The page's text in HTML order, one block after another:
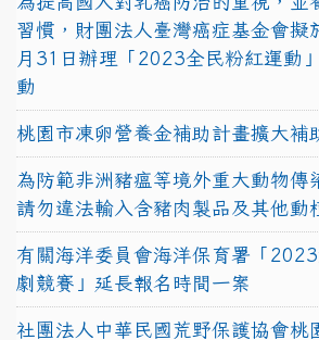
習慣，財團法人臺灣癌症基金會擬
月31日辦理「2023全民粉紅運動
動
桃園市凍卵營養金補助計畫擴大補
為防範非洲豬瘟等境外重大動物傳
請勿違法輸入含豬肉製品及其他動
有關海洋委員會海洋保育署「
劇競賽」延長報名時間一案
社團法人中華民國荒野保護協會桃